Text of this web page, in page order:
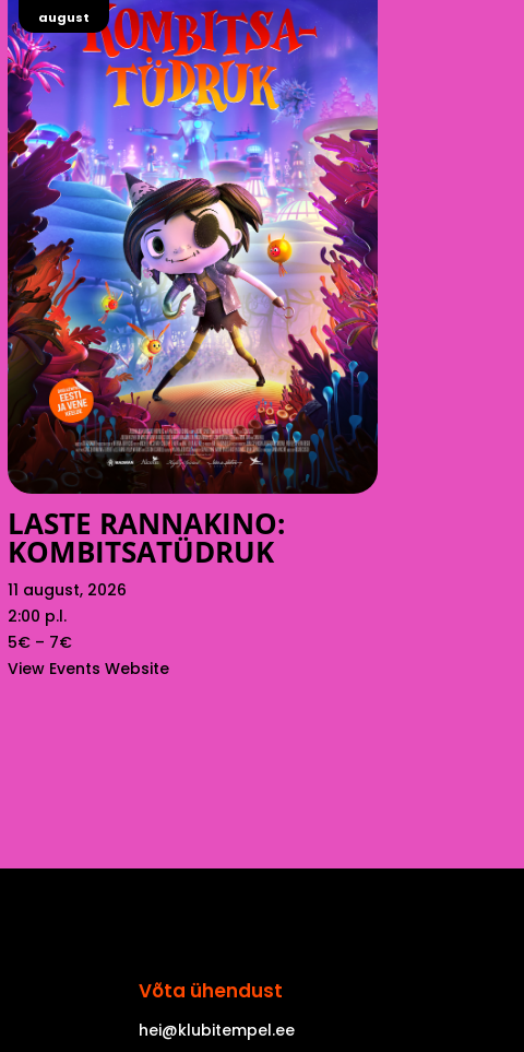
august
LASTE RANNAKINO:
KOMBITSATÜDRUK
11 august, 2026
2:00 p.l.
5€ – 7€
View Events Website
Võta ühendust
hei@klubitempel.ee